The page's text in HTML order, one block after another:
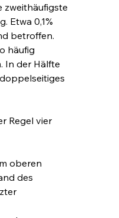
zweithäufigste
Etwa 0,1%
betroffen.
häufig
In der Hälfte
Regel vier
oberen
des